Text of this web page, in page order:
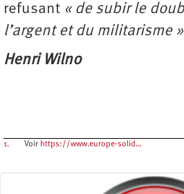
refusant « de subir le
l’argent et du militarisme
Henri Wilno
1. Voir https://www.europe-solid…